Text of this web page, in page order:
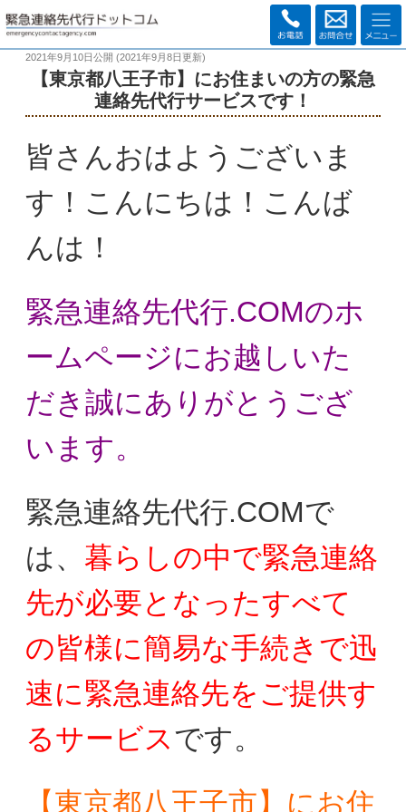
2021年9月10日公開 (2021年9月8日更新)
【東京都八王子市】にお住まいの方の緊急
連絡先代行サービスです！
皆さんおはようございま
す！こんにちは！こんば
んは！
緊急連絡先代行.COMのホ
ームページにお越しいた
だき 誠にありがとうござ
います。
緊急連絡先代行.COMで
は、 暮らしの中で緊急連絡
先が必要となったすべて
の皆様に簡易な手続きで迅
速に緊急連絡先をご提供す
るサービスです。
【東京都八王子市】にお住